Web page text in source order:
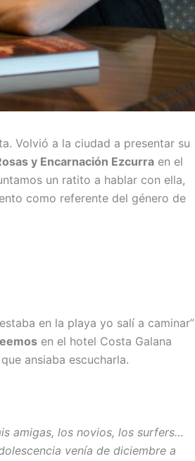
Volvió a la ciudad a presentar su
y Encarnación Ezcurra en el
un ratito a hablar con ella,
como referente del género de
en la playa yo salí a caminar”
en el hotel Costa Galana
ansiaba escucharla.
amigas, los novios, los surfers…
venía de diciembre a